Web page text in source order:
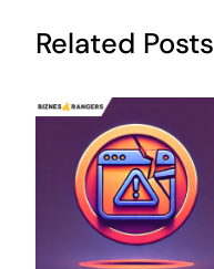
Related Posts